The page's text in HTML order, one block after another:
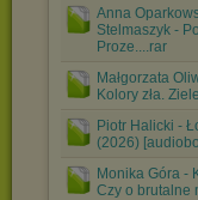
Anna
Stelmaszyk -
Proze....rar
Małgorzata
Kolory zła.
Piotr Halicki -
(2026)
Monika Góra -
Czy o brutalne